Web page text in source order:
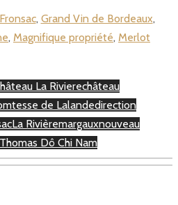
Fronsac, Grand Vin de Bordeaux,
, Magnifique propriété, Merlot
La Rivierechâteau
de Lalandedirection
La Rivièremargauxnouveau
Thomas Dô Chi Nam